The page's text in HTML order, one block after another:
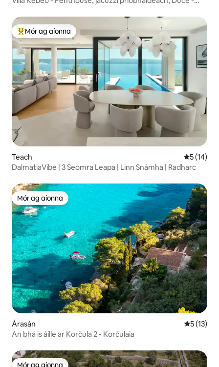
An-mhór ag aíonna
Mór ag aíonna
Teach
5 (14)
DalmatiaVibe | 3 Seomra Leapa | Linn Snámha | Radharc
Mór ag aíonna
Mór ag aíonna
Árasán
5 (13)
An bhá is áille ar Korčula 2 - Korčulaia
Mór ag aíonna